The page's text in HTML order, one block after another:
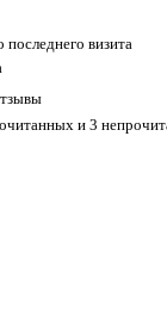
визита
и 3